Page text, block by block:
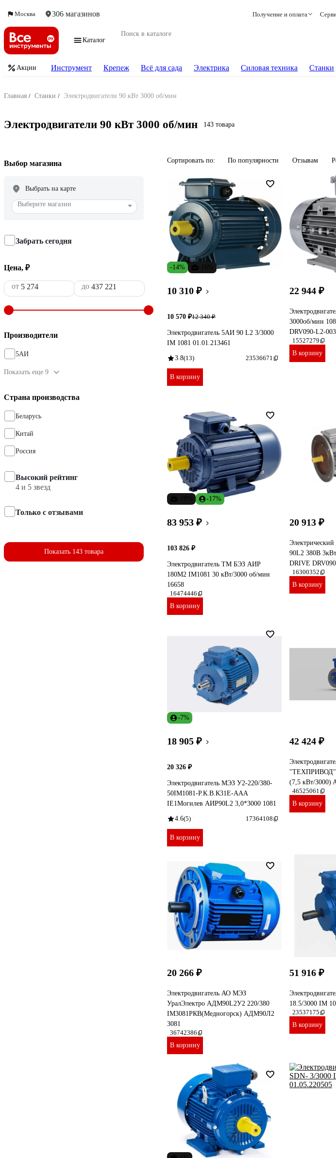
Москва 306 магазинов Получение и оплата
Каталог
Акции Инструмент Крепеж Всё для сада Электрика Силовая техника Станки
Главная / Станки / Электродвигатели 90 кВт 3000 об/мин
Электродвигатели 90 кВт 3000 об/мин 143 товара
Выбор магазина
Выбрать на карте
Выберите магазин
Забрать сегодня
Цена, ₽
от до
Производители
5АИ
Показать еще 9
Страна производства
Беларусь
Китай
Россия
Высокий рейтинг
4 и 5 звезд
Только с отзывами
Показать 143 товара
Сортировать по: По популярности Отзывам
-14%
10 310 ₽
10 570 ₽12 340 ₽
Электродвигатель 5АИ 90 L2 3/3000
IM 1081 01.01.213461
3.8(13) 23536671
В корзину
22 944 ₽
3000об/мин
DRV090-L2-
15527279
В корзину
-17%
83 953 ₽
103 826 ₽
Электродвигатель ТМ БЭЗ АИР
180M2 IM1081 30 кВт/3000 об/мин
16658
16474446
В корзину
20 913 ₽
90L2 380В
DRIVE
16300352
В корзину
-7%
18 905 ₽
20 326 ₽
Электродвигатель МЭЗ У2-220/380-
50IM1081-Р.К.В.К31Е-ААА
IE1Могилев АИР90L2 3,0*3000 1081
4.6(5) 17364108
В корзину
42 424 ₽
"ТЕХПРИВОД"
(7,5 кВт/3000)
46525061
В корзину
20 266 ₽
Электродвигатель АО МЭЗ
УралЭлектро АДМ90L2У2 220/380
IМ3081РКВ(Медногорск) АДМ90Л2
3081
36742386
В корзину
51 916 ₽
18.5/3000 IM
23537175
В корзину